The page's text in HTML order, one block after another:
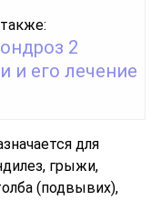
2
и его лечение
для
грыжи,
(подвывих),